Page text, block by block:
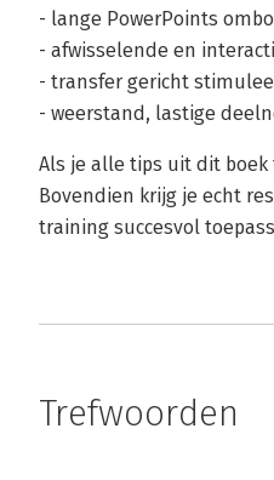
- lange PowerPoints
- afwisselende en
- transfer gericht
- weerstand, lastige
Als je alle tips uit dit boek
Bovendien krijg je echt
training succesvol
Trefwoorden